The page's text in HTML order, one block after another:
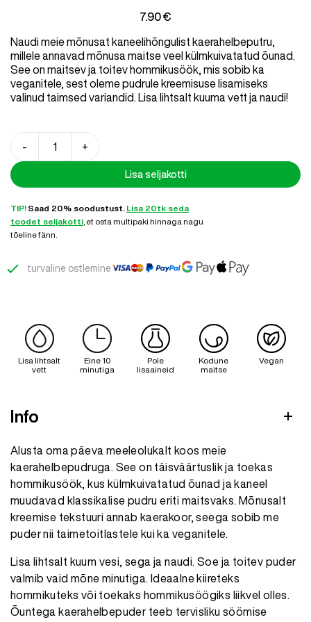
GO TO SHOP
hinnangu
põhjal
7.90€
Naudi meie mõnusat kaneelihõngulist kaerahelbeputru,
millele annavad mõnusa maitse veel külmkuivatatud õunad.
See on maitsev ja toitev hommikusöök, mis sobib ka
veganitele, sest oleme pudrule kreemisuse lisamiseks
valinud taimsed variandid. Lisa lihtsalt kuuma vett ja naudi!
-
Kaerahelbepuder
kogus
+
Lisa seljakotti
TIP! Saad 20% soodustust. Lisa 20tk seda
toodet seljakotti , et osta multipaki hinnaga nagu
tõeline fänn.
turvaline ostlemine
Lisa lihtsalt
vett
Eine 10
minutiga
Pole
lisaaineid
Kodune
maitse
Vegan
Info
Alusta oma päeva meeleolukalt koos meie
kaerahelbepudruga. See on täisväärtuslik ja toekas
hommikusöök, kus külmkuivatatud õunad ja kaneel
muudavad klassikalise pudru eriti maitsvaks. Mõnusalt
kreemise tekstuuri annab kaerakoor, seega sobib me
puder nii taimetoitlastele kui ka veganitele.
Lisa lihtsalt kuum vesi, sega ja naudi. Soe ja toitev puder
valmib vaid mõne minutiga. Ideaalne kiireteks
hommikuteks või toekaks hommikusöögiks liikvel olles.
Õuntega kaerahelbepuder teeb tervisliku söömise